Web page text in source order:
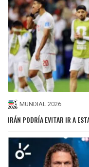
MUNDIAL 2026
IRÁN PODRÍA EVITAR IR A